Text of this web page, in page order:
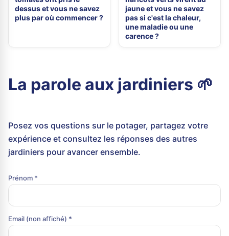
dessus et vous ne savez
plus par où commencer ?
jaune et vous ne savez
pas si c'est la chaleur,
une maladie ou une
carence ?
La parole aux jardiniers 🌱
Posez vos questions sur le potager, partagez votre
expérience et consultez les réponses des autres
jardiniers pour avancer ensemble.
Prénom *
Email (non affiché) *